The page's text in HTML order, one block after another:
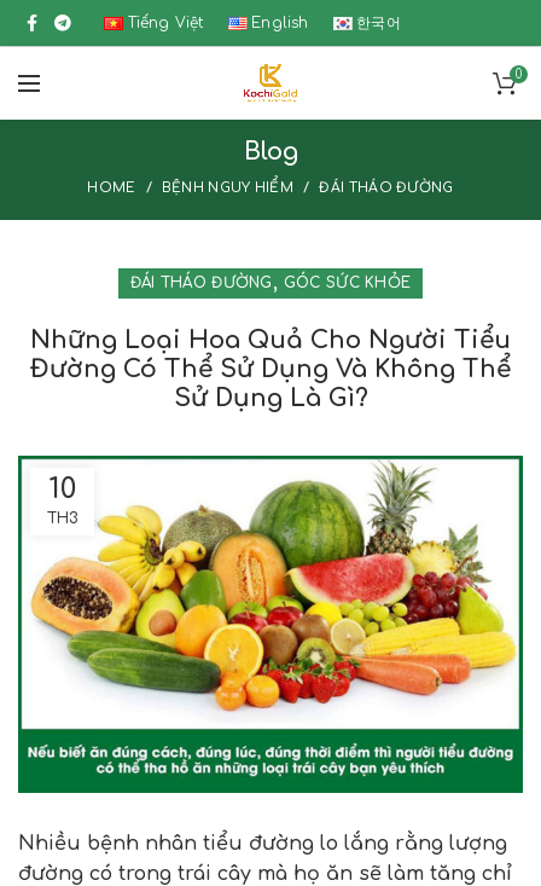
Tiếng Việt English 한국어
0
Blog
HOME BỆNH NGUY HIỂM ĐÁI THÁO ĐƯỜNG
ĐÁI THÁO ĐƯỜNG , GÓC SỨC KHỎE
Những Loại Hoa Quả Cho Người Tiểu
Đường Có Thể Sử Dụng Và Không Thể
Sử Dụng Là Gì?
10
TH3
Nhiều bệnh nhân tiểu đường lo lắng rằng lượng
đường có trong trái cây mà họ ăn sẽ làm tăng chỉ